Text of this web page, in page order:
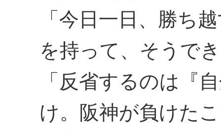
「今日一日、勝ち
を持って、そうで
「反省するのは『
け。阪神が負けた